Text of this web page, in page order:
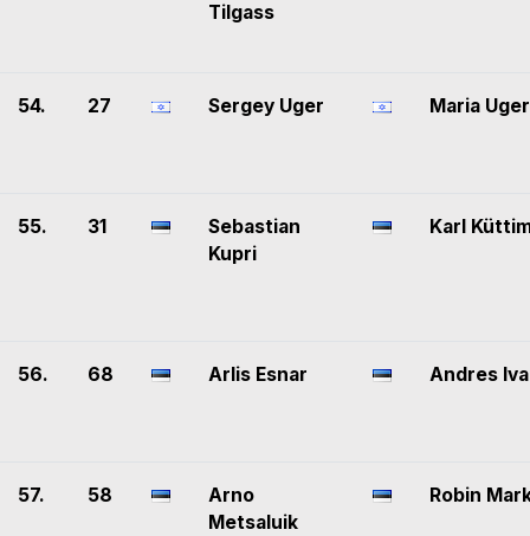
Tilgass
54. 27 Sergey Uger Maria Uger
55. 31
Sebastian
Kupri
Karl
56. 68 Arlis Esnar Andres Iva
57. 58
Arno
Metsaluik
Robin